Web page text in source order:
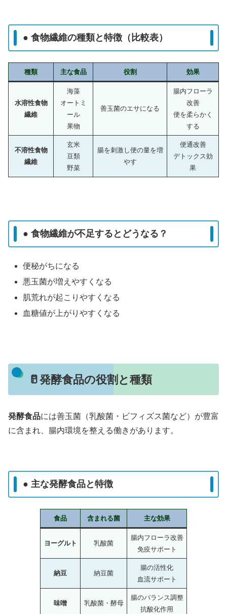
● 食物繊維の種類と特徴（比較表）
種類 主な食品 役割 効果
水溶性食物
繊維
海藻
オートミ
ール
果物
善玉菌のエサになる
腸内フローラ
改善
便を柔らかく
する
不溶性食物
繊維
玄米
豆類
野菜
腸を刺激し便の量を増
やす
便通改善
デトックス効
果
● 食物繊維が不足するとどうなる？
便秘がちになる
悪玉菌が増えやすくなる
肌荒れが起こりやすくなる
血糖値が上がりやすくなる
🥛発酵食品の役割と種類
発酵食品には善玉菌（乳酸菌・ビフィズス菌など）が豊富
に含まれ、腸内環境を整える働きがあります。
● 主な発酵食品と特徴
食品 含まれる菌 主な効果
ヨーグルト 乳酸菌
腸内フローラ改善
免疫サポート
納豆 納豆菌
腸の活性化
血流サポート
味噌 乳酸菌・酵母
腸のバランス調整
抗酸化作用